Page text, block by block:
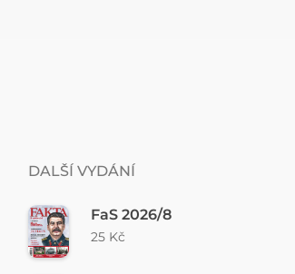
DALŠÍ VYDÁNÍ
FaS 2026/8
25 Kč